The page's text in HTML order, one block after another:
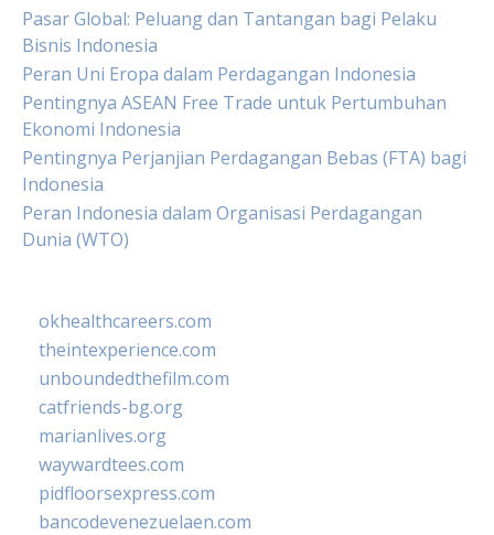
Pasar Global: Peluang dan Tantangan bagi Pelaku
Bisnis Indonesia
Peran Uni Eropa dalam Perdagangan Indonesia
Pentingnya ASEAN Free Trade untuk Pertumbuhan
Ekonomi Indonesia
Pentingnya Perjanjian Perdagangan Bebas (FTA) bagi
Indonesia
Peran Indonesia dalam Organisasi Perdagangan
Dunia (WTO)
okhealthcareers.com
theintexperience.com
unboundedthefilm.com
catfriends-bg.org
marianlives.org
waywardtees.com
pidfloorsexpress.com
bancodevenezuelaen.com